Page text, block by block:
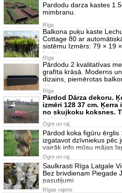
Pardodu darza kastes
mimbranu.
Rīga
Balkona puķu kaste
Cottage 80 ar
sistēmu Izmērs: 79 × 19
kaste
Rīga
Pārdodu 2 kvalitatīvas
grafīta krāsā. Moderns
dizains, piemērotas
dārz
Rīga
Pārdod Dārza dekoru.
izmēri 128 37 cm.
no skujkoku koksnes.
ar impre
Ogre un raj.
Pārdod koka figūru ērglis
izgatavot dzīvniekus pēc
vairāk info mūsu mājas
Ogre un raj.
Saulkrasti Rīga Latgale
Bez brivdienam Piegade
pasutijumi
Rīgas rajons